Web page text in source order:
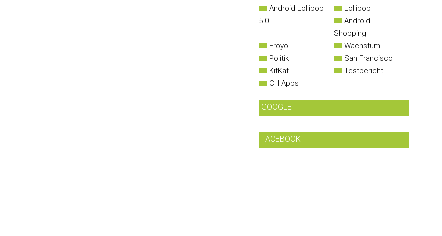
Android Lollipop
5.0
Lollipop
Android
Shopping
Froyo
Wachstum
Politik
San Francisco
KitKat
Testbericht
CH Apps
GOOGLE+
FACEBOOK